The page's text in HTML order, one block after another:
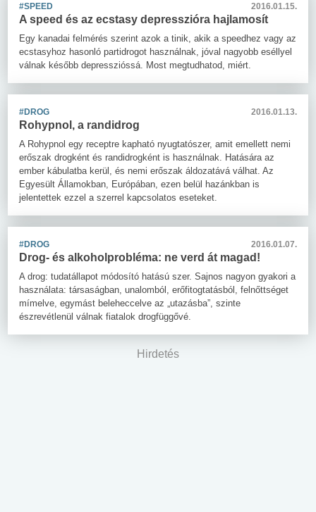
#SPEED 2016.01.15.
A speed és az ecstasy depresszióra hajlamosít
Egy kanadai felmérés szerint azok a tinik, akik a speedhez vagy az
ecstasyhoz hasonló partidrogot használnak, jóval nagyobb eséllyel
válnak később depresszióssá. Most megtudhatod, miért.
#DROG 2016.01.13.
Rohypnol, a randidrog
A Rohypnol egy receptre kapható nyugtatószer, amit emellett nemi
erőszak drogként és randidrogként is használnak. Hatására az
ember kábulatba kerül, és nemi erőszak áldozatává válhat. Az
Egyesült Államokban, Európában, ezen belül hazánkban is
jelentettek ezzel a szerrel kapcsolatos eseteket.
#DROG 2016.01.07.
Drog- és alkoholprobléma: ne verd át magad!
A drog: tudatállapot módosító hatású szer. Sajnos nagyon gyakori a
használata: társaságban, unalomból, erőfitogtatásból, felnőttséget
mímelve, egymást beleheccelve az „utazásba”, szinte
észrevétlenül válnak fiatalok drogfüggővé.
Hirdetés